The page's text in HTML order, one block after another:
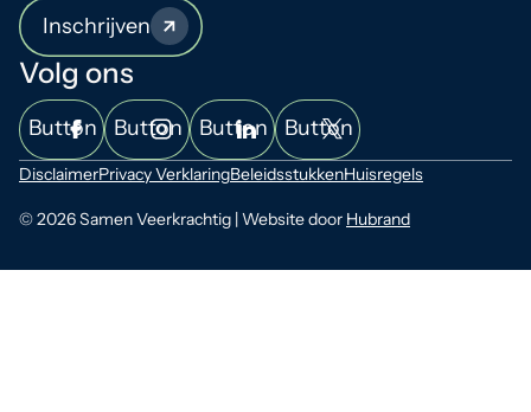
Inschrijven
Volg ons
Button Button Button Button
© 2026 Samen Veerkrachtig | Website door Hubrand
DisclaimerPrivacy VerklaringBeleidsstukkenHuisregels